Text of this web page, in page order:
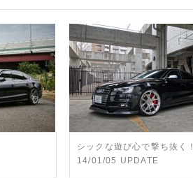
シックな遊び心で撃ち抜く
14/01/05 UPDATE